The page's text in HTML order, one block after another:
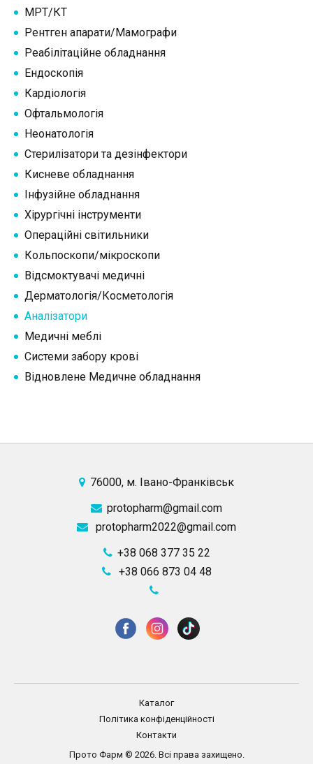
МРТ/КТ
Рентген апарати/Мамографи
Реабілітаційне обладнання
Ендоскопія
Кардіологія
Офтальмологія
Неонатологія
Стерилізатори та дезінфектори
Кисневе обладнання
Інфузійне обладнання
Хірургічні інструменти
Операційні світильники
Кольпоскопи/мікроскопи
Відсмоктувачі медичні
Дерматологія/Косметологія
Аналізатори
Медичні меблі
Системи забору крові
Відновлене Медичне обладнання
76000, м. Івано-Франківськ
protopharm@gmail.com
protopharm2022@gmail.com
+38 068 377 35 22
+38 066 873 04 48
Каталог
Політика конфіденційності
Контакти
Прото Фарм © 2026. Всі права захищено.